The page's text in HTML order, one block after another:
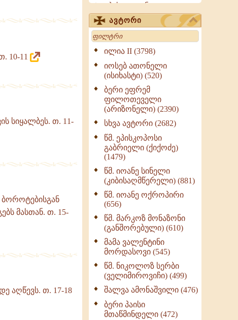
10-11
სიყალბეს. თ. 11-
მასთან. თ. 15-
აღწევს. თ. 17-18
ეპისტოლენი,
ქადაგებანი, სიტყვანი
(ნაწილი III) (723)
მოძღვრის ძალზე
სასარგებლო რჩევები
მრევლისათვის (545)
Wisdomge (514)
ქადაგებანი გაბრიელ
ეპისკოპოსისა - II ტომი
(370)
სულიერი ცხოვრების
სახელმძღვანელო -
ნაწილი II (369)
ღმერთი და ადამიანები
(287)
ბერის დიადემა (278)
მონაზვნური
გამოცდილების
ოთხი ასეული თავი
სიყვარულის შესახებ
(259)
ავტორი
Search
ილია II (3798)
იოსებ ათონელი
(ისიხასტი) (520)
ბერი ეფრემ
ფილოთეველი
(არიზონელი) (2390)
სხვა ავტორი (2682)
წმ. ეპისკოპოსი
გაბრიელი (ქიქოძე)
(1479)
წმ. იოანე სინელი
(კიბისაღმწერელი) (881)
წმ. იოანე ოქროპირი
(656)
წმ. მარკოზ მონაზონი
(განშორებული) (610)
მამა ვალენტინი
მორდასოვი (545)
წმ. ნიკოლოზ სერბი
(ველიმიროვიჩი) (499)
შალვა ამონაშვილი (476)
ბერი პაისი
მთაწმინდელი (472)